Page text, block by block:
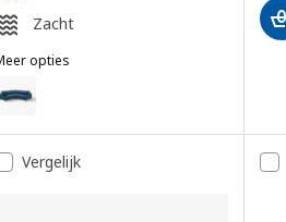
Zacht
opties
UPPÅKRA, Modulaire hoekbank,
UPPÅKRA, Modulaire hoekbank,
Vergelijk